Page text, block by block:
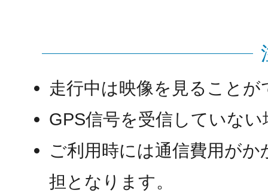
走行中は映像を見ること
GPS信号を受信していな
ご利用時には通信費用が
担となります。